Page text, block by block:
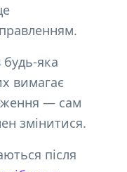
будь-яка
вимагає
— сам
змінитися.
після